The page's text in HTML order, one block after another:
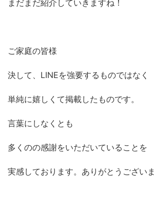
まだまだ紹介していきますね！
ご家庭の皆様
決して、LINEを強要するものではなく
単純に嬉しくて掲載したものです。
言葉にしなくとも
多くのの感謝をいただいていることを
実感しております。ありがとうございま